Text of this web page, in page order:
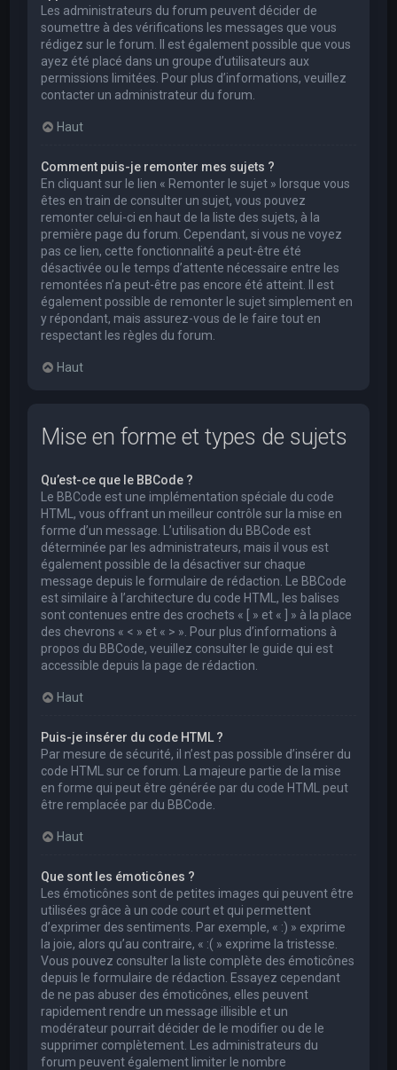
Les administrateurs du forum peuvent décider de
soumettre à des vérifications les messages que vous
rédigez sur le forum. Il est également possible que vous
ayez été placé dans un groupe d’utilisateurs aux
permissions limitées. Pour plus d’informations, veuillez
contacter un administrateur du forum.
Haut
Comment puis-je remonter mes sujets ?
En cliquant sur le lien « Remonter le sujet » lorsque vous
êtes en train de consulter un sujet, vous pouvez
remonter celui-ci en haut de la liste des sujets, à la
première page du forum. Cependant, si vous ne voyez
pas ce lien, cette fonctionnalité a peut-être été
désactivée ou le temps d’attente nécessaire entre les
remontées n’a peut-être pas encore été atteint. Il est
également possible de remonter le sujet simplement en
y répondant, mais assurez-vous de le faire tout en
respectant les règles du forum.
Haut
Mise en forme et types de sujets
Qu’est-ce que le BBCode ?
Le BBCode est une implémentation spéciale du code
HTML, vous offrant un meilleur contrôle sur la mise en
forme d’un message. L’utilisation du BBCode est
déterminée par les administrateurs, mais il vous est
également possible de la désactiver sur chaque
message depuis le formulaire de rédaction. Le BBCode
est similaire à l’architecture du code HTML, les balises
sont contenues entre des crochets « [ » et « ] » à la place
des chevrons « < » et « > ». Pour plus d’informations à
propos du BBCode, veuillez consulter le guide qui est
accessible depuis la page de rédaction.
Haut
Puis-je insérer du code HTML ?
Par mesure de sécurité, il n’est pas possible d’insérer du
code HTML sur ce forum. La majeure partie de la mise
en forme qui peut être générée par du code HTML peut
être remplacée par du BBCode.
Haut
Que sont les émoticônes ?
Les émoticônes sont de petites images qui peuvent être
utilisées grâce à un code court et qui permettent
d’exprimer des sentiments. Par exemple, « :) » exprime
la joie, alors qu’au contraire, « :( » exprime la tristesse.
Vous pouvez consulter la liste complète des émoticônes
depuis le formulaire de rédaction. Essayez cependant
de ne pas abuser des émoticônes, elles peuvent
rapidement rendre un message illisible et un
modérateur pourrait décider de le modifier ou de le
supprimer complètement. Les administrateurs du
forum peuvent également limiter le nombre